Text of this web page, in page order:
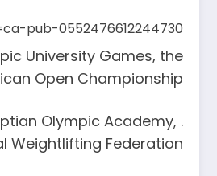
pub-0552476612244730
University Games, the
Open Championship
Olympic Academy,
Weightlifting Federation.